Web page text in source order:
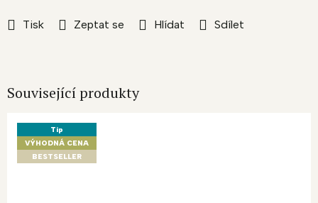
Tisk Zeptat se Hlídat Sdílet
Související produkty
Tip
VÝHODNÁ CENA
BESTSELLER